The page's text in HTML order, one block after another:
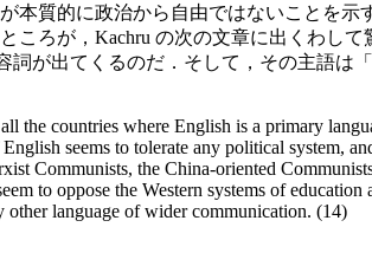
本質的に政治から自由ではないことを
ころが，Kachru の次の文章に出くわし
詞が出てくるのだ．そして，その主語は
the countries where English is a primary
seems to tolerate any political system,
Communists, the China-oriented
to oppose the Western systems of
other language of wider communication. (14)